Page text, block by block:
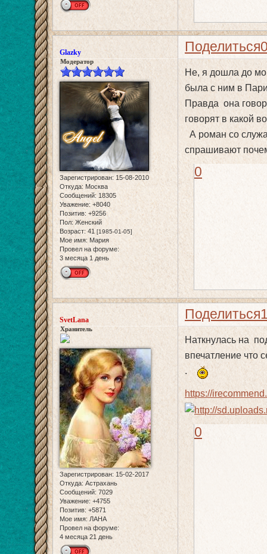
Поделиться
Glazky
Модератор
Зарегистрирован: 15-08-2010
Откуда: Москва
Сообщений: 18305
Уважение: +8040
Позитив: +9256
Пол: Женский
Возраст: 41 [1985-01-05]
Мое имя: Мария
Провел на форуме:
3 месяца 1 день
Не, я дошла до
была с ним в
Правда она
говорят в какой
А роман со
спрашивают
0
Поделиться
SvetLana
Хранитель
Зарегистрирован: 15-02-2017
Откуда: Астрахань
Сообщений: 7029
Уважение: +4755
Позитив: +5871
Мое имя: ЛАНА
Провел на форуме:
4 месяца 21 день
Наткнулась на
впечатление что
.
https://
0